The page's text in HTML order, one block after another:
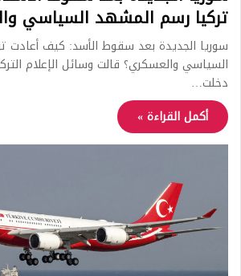
تركيا رسم المشهد السياسي
سوريا الجديدة بعد سقوط الأسد: كيف أعادت
السياسي والعسكري؟ قالت وسائل الإعلام
دخلت…
أكمل القراءة »